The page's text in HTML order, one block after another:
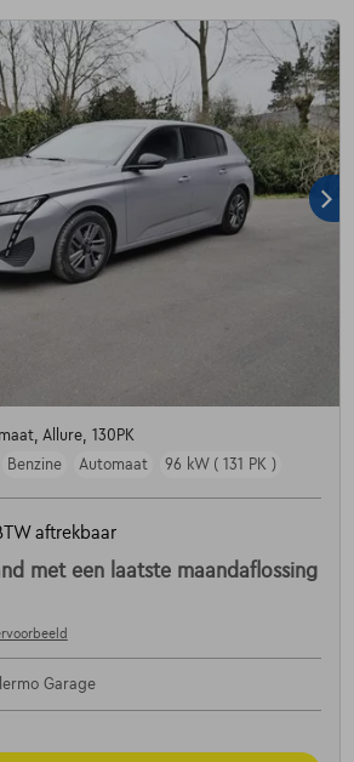
Allure, 130PK
Benzine Automaat 96 kW ( 131 PK )
aftrekbaar
met een laatste maandaflossing
Garage